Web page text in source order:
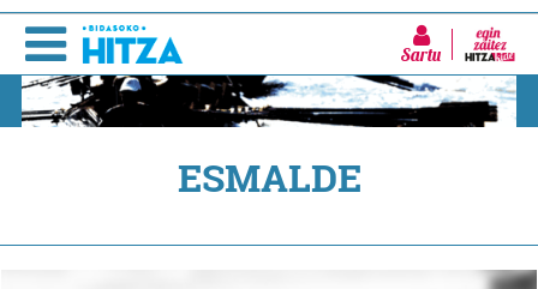
Sartu
ESMALDE